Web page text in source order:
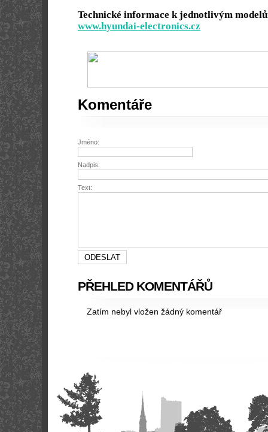
Technické informace k jednotlivým
www.hyundai-electronics.cz
Komentáře
Jméno:
Nadpis:
Text:
PŘEHLED KOMENTÁŘŮ
Zatím nebyl vložen žádný komentář